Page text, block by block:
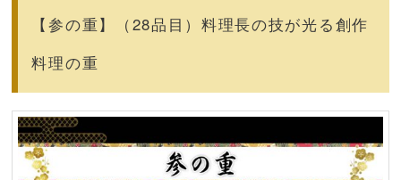
【参の重】（28品目）料理長の技が光る創作
料理の重